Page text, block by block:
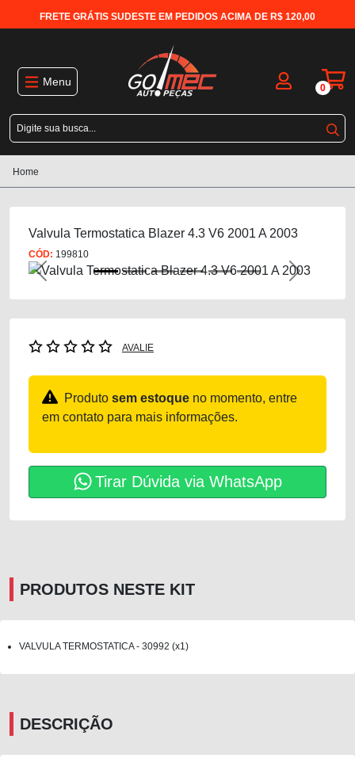
FRETE GRÁTIS SUDESTE EM PEDIDOS ACIMA DE R$ 120,00
Menu 0
Home
Valvula Termostatica Blazer 4.3 V6 2001 A 2003
CÓD: 199810
Previous Next
AVALIE
Produto sem estoque no momento, entre
em contato para mais informações.
Tirar Dúvida via WhatsApp
PRODUTOS NESTE KIT
VALVULA TERMOSTATICA - 30992 (x1)
DESCRIÇÃO